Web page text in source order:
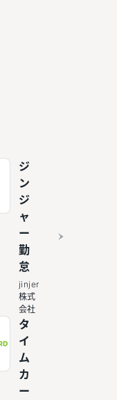
ジ
ン
ジ
ャ
ー
勤
怠
jinjer
株式
会社
タ
イ
ム
カ
ー